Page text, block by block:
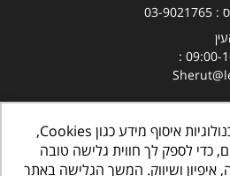
03-9021765
באתר זה נעשה שימוש בטכנולוגיות איסוף מידע כגון Cookies,
כדי לספק לך חווית גלישה טובה
איפיון ושיווק. המשך הגלישה באתר